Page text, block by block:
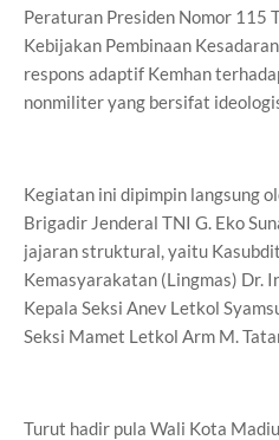
Peraturan Presiden Nomor 115
Kebijakan Pembinaan
respons adaptif Kemhan
nonmiliter yang bersifat
Kegiatan ini dipimpin langsung
Brigadir Jenderal TNI G. Eko
jajaran struktural, yaitu
Kemasyarakatan (Lingmas) Dr.
Kepala Seksi Anev Letkol
Seksi Mamet Letkol Arm M.
Turut hadir pula Wali Kota